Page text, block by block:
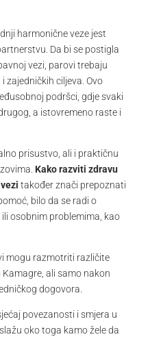
harmonične veze jest
Da bi se postigla
vezi, parovi trebaju
zajedničkih ciljeva. Ovo
podršci, gdje svaki
a istovremeno raste i
prisustvo, ali i praktičnu
Kako razviti zdravu
također znači prepoznati
bilo da se radi o
osobnim problemima, kao
mogu razmotriti različite
ali samo nakon
dogovora.
povezanosti i smjera u
oko toga kamo žele da